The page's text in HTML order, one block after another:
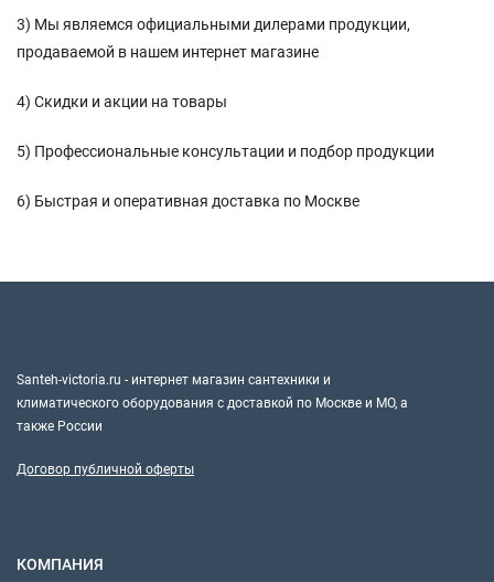
3) Мы являемся официальными дилерами продукции,
продаваемой в нашем интернет магазине
4) Скидки и акции на товары
5) Профессиональные консультации и подбор продукции
6) Быстрая и оперативная доставка по Москве
Santeh-victoria.ru - интернет магазин сантехники и
климатического оборудования с доставкой по Москве и МО, а
также России
Договор публичной оферты
КОМПАНИЯ